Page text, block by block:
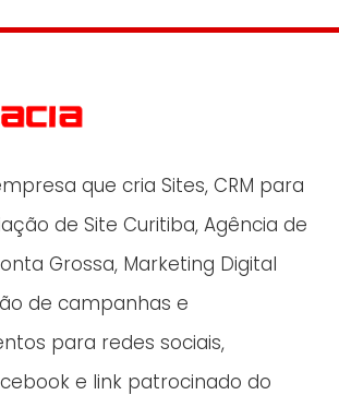
que cria Sites, CRM para
de Site Curitiba, Agência de
Grossa, Marketing Digital
de campanhas e
para redes sociais,
e link patrocinado do